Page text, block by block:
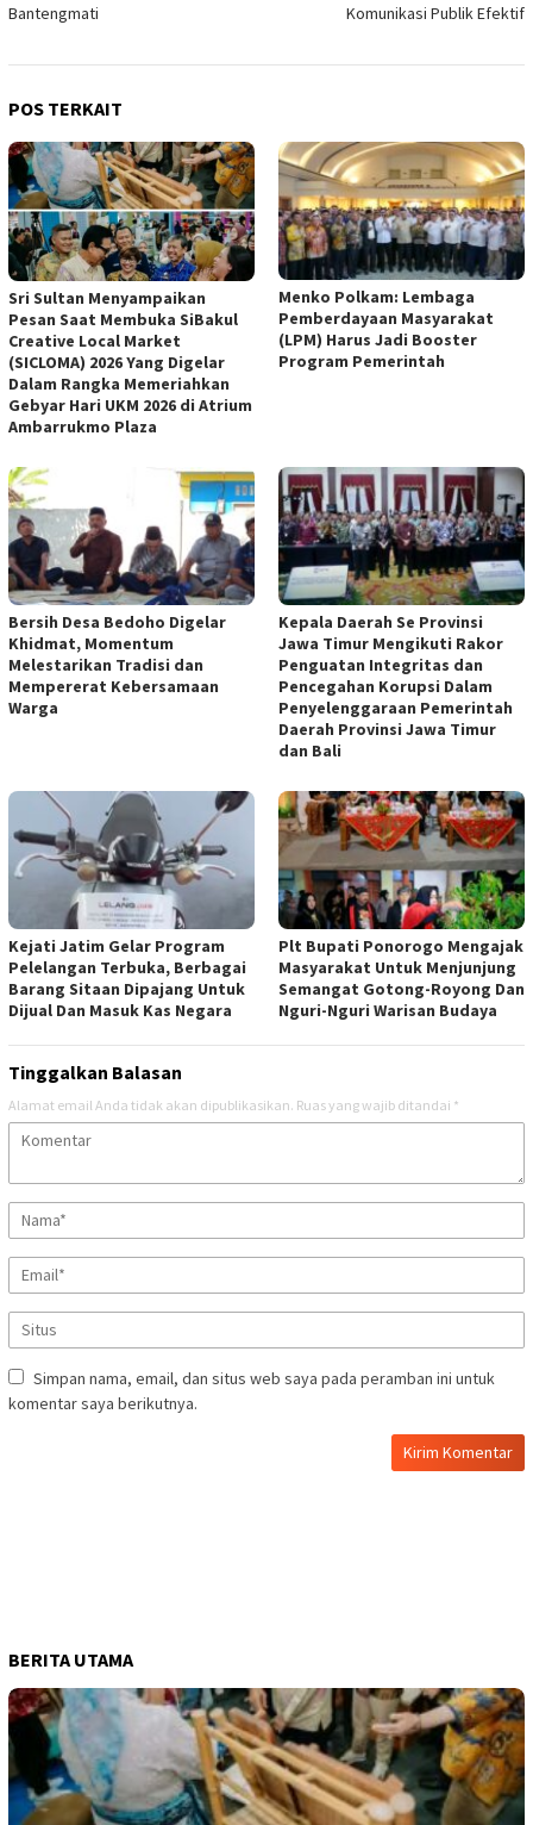
Bantengmati
Komunikasi Publik Efektif
POS TERKAIT
Sri Sultan Menyampaikan
Pesan Saat Membuka SiBakul
Creative Local Market
(SICLOMA) 2026 Yang Digelar
Dalam Rangka Memeriahkan
Gebyar Hari UKM 2026 di Atrium
Ambarrukmo Plaza
Menko Polkam: Lembaga
Pemberdayaan Masyarakat
(LPM) Harus Jadi Booster
Program Pemerintah
Bersih Desa Bedoho Digelar
Khidmat, Momentum
Melestarikan Tradisi dan
Mempererat Kebersamaan
Warga
Kepala Daerah Se Provinsi
Jawa Timur Mengikuti Rakor
Penguatan Integritas dan
Pencegahan Korupsi Dalam
Penyelenggaraan Pemerintah
Daerah Provinsi Jawa Timur
dan Bali
Kejati Jatim Gelar Program
Pelelangan Terbuka, Berbagai
Barang Sitaan Dipajang Untuk
Dijual Dan Masuk Kas Negara
Plt Bupati Ponorogo Mengajak
Masyarakat Untuk Menjunjung
Semangat Gotong-Royong Dan
Nguri-Nguri Warisan Budaya
Tinggalkan Balasan
Alamat email Anda tidak akan dipublikasikan. Ruas yang wajib ditandai *
Simpan nama, email, dan situs web saya pada peramban ini untuk
komentar saya berikutnya.
BERITA UTAMA